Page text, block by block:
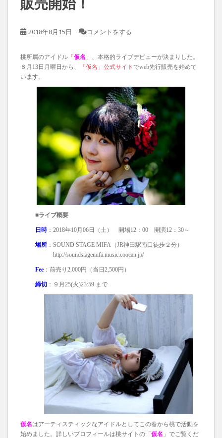
2018年8月15日 コメントをする
桃所属のアイドル 「 仮名 」 、本格的ライブデビューが決まりした。
８月13日月曜日から、
「仮名」公式サイト でweb先行販売を始めて
います。
■ライブ概要
日時：2018年10月06日（土） 開場12：00 開演12：30～
場所 ：SOUND STAGE MIFA（JR神田駅南口徒歩２分）
http://soundstagemifa.music.coocan.jp/
Fee ：前売り2,000円（当日2,500円）
締切 ：９月25(火)23:59 まで
仮名はアーティスティックなアイドルとしてこの春から桃で活動を
始めました。詳しいプロフィールは桃サイトの 「 仮名 」 でご覧くだ